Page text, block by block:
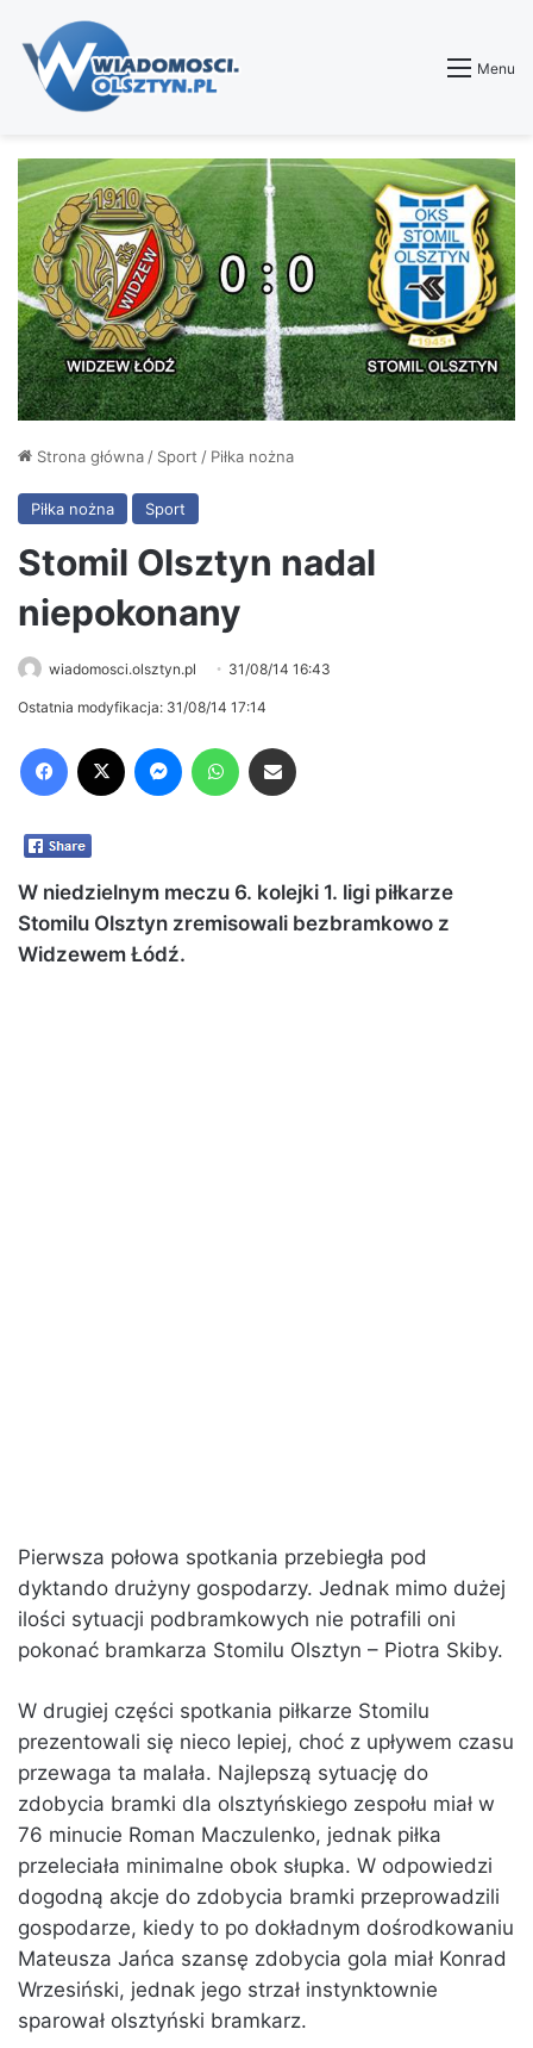
Menu
Strona główna/ Sport / Piłka nożna
Piłka nożna Sport
Stomil Olsztyn nadal
niepokonany
wiadomosci.olsztyn.pl 31/08/14 16:43
Ostatnia modyfikacja: 31/08/14 17:14
W niedzielnym meczu 6. kolejki 1. ligi piłkarze
Stomilu Olsztyn zremisowali bezbramkowo z
Widzewem Łódź.
Pierwsza połowa spotkania przebiegła pod
dyktando drużyny gospodarzy. Jednak mimo dużej
ilości sytuacji podbramkowych nie potrafili oni
pokonać bramkarza Stomilu Olsztyn – Piotra Skiby.
W drugiej części spotkania piłkarze Stomilu
prezentowali się nieco lepiej, choć z upływem czasu
przewaga ta malała. Najlepszą sytuację do
zdobycia bramki dla olsztyńskiego zespołu miał w
76 minucie Roman Maczulenko, jednak piłka
przeleciała minimalne obok słupka. W odpowiedzi
dogodną akcje do zdobycia bramki przeprowadzili
gospodarze, kiedy to po dokładnym dośrodkowaniu
Mateusza Jańca szansę zdobycia gola miał Konrad
Wrzesiński, jednak jego strzał instynktownie
sparował olsztyński bramkarz.